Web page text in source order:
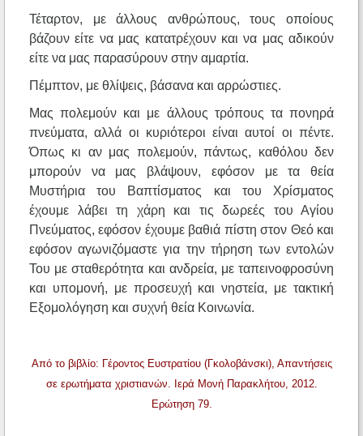
Τέταρτον, με άλλους ανθρώπους, τους οποίους
βάζουν είτε να μας κατατρέχουν και να μας αδικούν
είτε να μας παρασύρουν στην αμαρτία.
Πέμπτον, με θλίψεις, βάσανα και αρρώστιες.
Μας πολεμούν και με άλλους τρόπους τα πονηρά
πνεύματα, αλλά οι κυριότεροι είναι αυτοί οι πέντε.
Όπως κι αν μας πολεμούν, πάντως, καθόλου δεν
μπορούν να μας βλάψουν, εφόσον με τα θεία
Μυστήρια του Βαπτίσματος και του Χρίσματος
έχουμε λάβει τη χάρη και τις δωρεές του Αγίου
Πνεύματος, εφόσον έχουμε βαθιά πίστη στον Θεό και
εφόσον αγωνιζόμαστε για την τήρηση των εντολών
Του με σταθερότητα και ανδρεία, με ταπεινοφροσύνη
και υπομονή, με προσευχή και νηστεία, με τακτική
Εξομολόγηση και συχνή θεία Κοινωνία.
Από το βιβλίο: Γέροντος Ευστρατίου (Γκολοβάνσκι), Απαντήσεις
σε ερωτήματα χριστιανών. Ιερά Μονή Παρακλήτου, 2012.
Ερώτηση 79.